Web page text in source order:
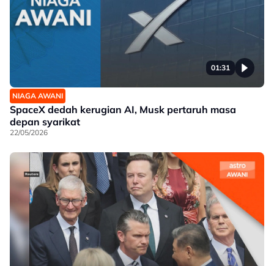
01:31
NIAGA AWANI
SpaceX dedah kerugian AI, Musk pertaruh masa
depan syarikat
22/05/2026